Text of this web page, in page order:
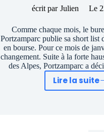
écrit par Julien Le
Comme chaque mois, le
Portzamparc publie sa short list
en bourse. Pour ce mois de
changement. Suite à la forte
des Alpes, Portzamparc a
Lire la suite
5